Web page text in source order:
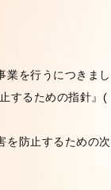
業を行うにつきま
するための指針
防止するための